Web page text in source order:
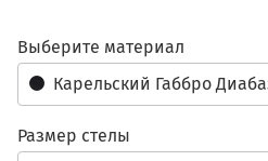
Карельский Габбро
Выберите материал
Размер стелы